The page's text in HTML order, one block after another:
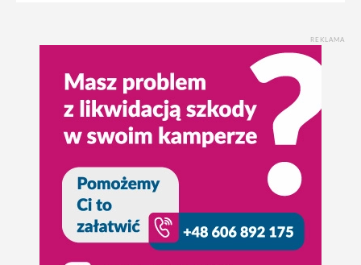
REKLAMA